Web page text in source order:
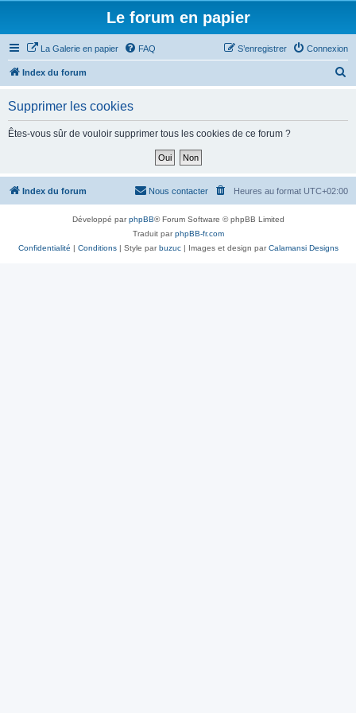
Le forum en papier
La Galerie en papier FAQ Connexion
S’enregistrer
Index du forum
h
Supprimer les cookies
Êtes-vous sûr de vouloir supprimer tous les cookies de ce forum ?
Index du forum Heures au format UTC+02:00
Nous contacter
Développé parphpBB® Forum Software © phpBB Limited
Traduit parphpBB-fr.com
Confidentialité | Conditions| Style parbuzuc| Images et design parCalamansi Designs